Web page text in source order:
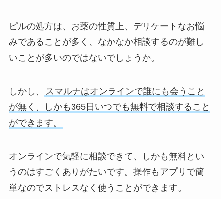
ピルの処方は、お薬の性質上、デリケートなお悩
みであることが多く、なかなか相談するのが難し
いことが多いのではないでしょうか。
しかし、
スマルナはオンラインで誰にも会うこと
が無く、しかも365日いつでも無料で相談すること
ができます。
オンラインで気軽に相談できて、しかも無料とい
うのはすごくありがたいです。操作もアプリで簡
単なのでストレスなく使うことができます。